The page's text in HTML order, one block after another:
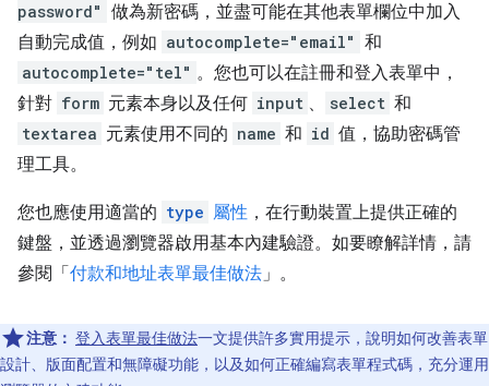
password" 做為新密碼，並盡可能在其他表單欄位中加入
自動完成值，例如 autocomplete="email" 和
autocomplete="tel" 。您也可以在註冊和登入表單中，
針對 form 元素本身以及任何 input 、 select 和
textarea 元素使用不同的 name 和 id 值，協助密碼管
理工具。
您也應使用適當的 type 屬性 ，在行動裝置上提供正確的
鍵盤，並透過瀏覽器啟用基本內建驗證。如要瞭解詳情，請
參閱「 付款和地址表單最佳做法」。
注意： 登入表單最佳做法一文提供許多實用提示，說明如何改善表單
設計、版面配置和無障礙功能，以及如何正確編寫表單程式碼，充分運用